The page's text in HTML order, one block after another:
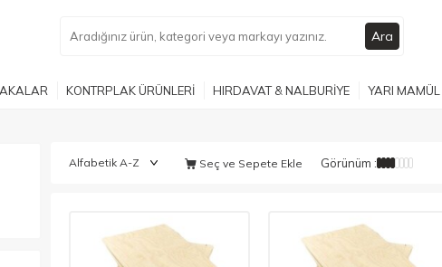
Ara
KONTRPLAK ÜRÜNLERİ HIRDAVAT & NALBURİYE YARI MAMÜL
Seç ve Sepete Ekle Görünüm :